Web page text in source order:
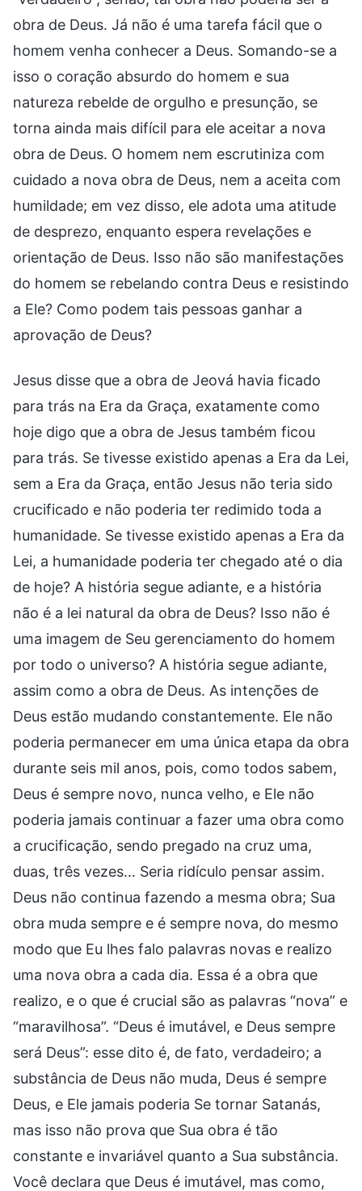
obra de Deus. Já não é uma tarefa fácil que o
homem venha conhecer a Deus. Somando-se a
isso o coração absurdo do homem e sua
natureza rebelde de orgulho e presunção, se
torna ainda mais difícil para ele aceitar a nova
obra de Deus. O homem nem escrutiniza com
cuidado a nova obra de Deus, nem a aceita com
humildade; em vez disso, ele adota uma atitude
de desprezo, enquanto espera revelações e
orientação de Deus. Isso não são manifestações
do homem se rebelando contra Deus e resistindo
a Ele? Como podem tais pessoas ganhar a
aprovação de Deus?
Jesus disse que a obra de Jeová havia ficado
para trás na Era da Graça, exatamente como
hoje digo que a obra de Jesus também ficou
para trás. Se tivesse existido apenas a Era da Lei,
sem a Era da Graça, então Jesus não teria sido
crucificado e não poderia ter redimido toda a
humanidade. Se tivesse existido apenas a Era da
Lei, a humanidade poderia ter chegado até o dia
de hoje? A história segue adiante, e a história
não é a lei natural da obra de Deus? Isso não é
uma imagem de Seu gerenciamento do homem
por todo o universo? A história segue adiante,
assim como a obra de Deus. As intenções de
Deus estão mudando constantemente. Ele não
poderia permanecer em uma única etapa da obra
durante seis mil anos, pois, como todos sabem,
Deus é sempre novo, nunca velho, e Ele não
poderia jamais continuar a fazer uma obra como
a crucificação, sendo pregado na cruz uma,
duas, três vezes… Seria ridículo pensar assim.
Deus não continua fazendo a mesma obra; Sua
obra muda sempre e é sempre nova, do mesmo
modo que Eu lhes falo palavras novas e realizo
uma nova obra a cada dia. Essa é a obra que
realizo, e o que é crucial são as palavras “nova” e
“maravilhosa”. “Deus é imutável, e Deus sempre
será Deus”: esse dito é, de fato, verdadeiro; a
substância de Deus não muda, Deus é sempre
Deus, e Ele jamais poderia Se tornar Satanás,
mas isso não prova que Sua obra é tão
constante e invariável quanto a Sua substância.
Você declara que Deus é imutável, mas como,